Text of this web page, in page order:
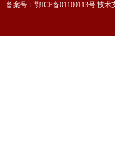
备案号：鄂ICP备01100113号 技术